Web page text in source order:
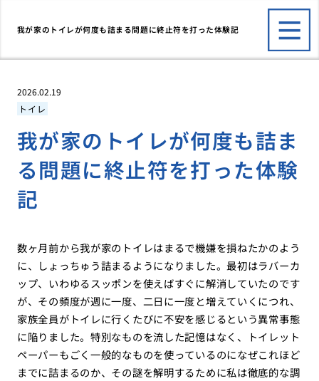
我が家のトイレが何度も詰まる問題に終止符を打った体験記
2026.02.19
トイレ
我が家のトイレが何度も詰ま
る問題に終止符を打った体験
記
数ヶ月前から我が家のトイレはまるで機嫌を損ねたかのよう
に、しょっちゅう詰まるようになりました。最初はラバーカ
ップ、いわゆるスッポンを使えばすぐに解消していたのです
が、その頻度が週に一度、二日に一度と増えていくにつれ、
家族全員がトイレに行くたびに不安を感じるという異常事態
に陥りました。特別なものを流した記憶はなく、トイレット
ペーパーもごく一般的なものを使っているのになぜこれほど
までに詰まるのか、その謎を解明するために私は徹底的な調